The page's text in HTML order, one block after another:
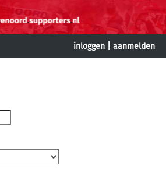
inloggen aanmelden